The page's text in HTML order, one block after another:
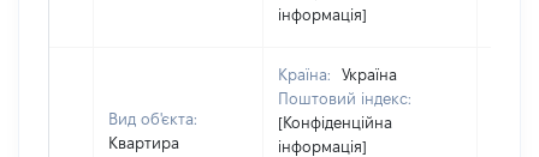
інформація]
Вид об'єкта:
Квартира
Країна:
Україна
Поштовий індекс:
[Конфіденційна
інформація]